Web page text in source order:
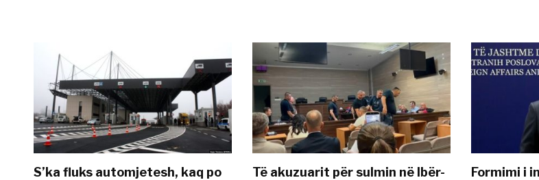
S’ka fluks automjetesh, kaq po
Të akuzuarit për sulmin në Ibër-
Formimi i